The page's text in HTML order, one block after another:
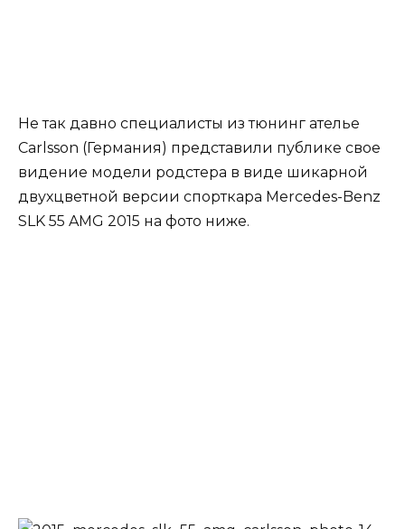
Не так давно специалисты из тюнинг ателье
Carlsson (Германия) представили публике свое
видение модели родстера в виде шикарной
двухцветной версии спорткара Mercedes-Benz
SLK 55 AMG 2015 на фото ниже.